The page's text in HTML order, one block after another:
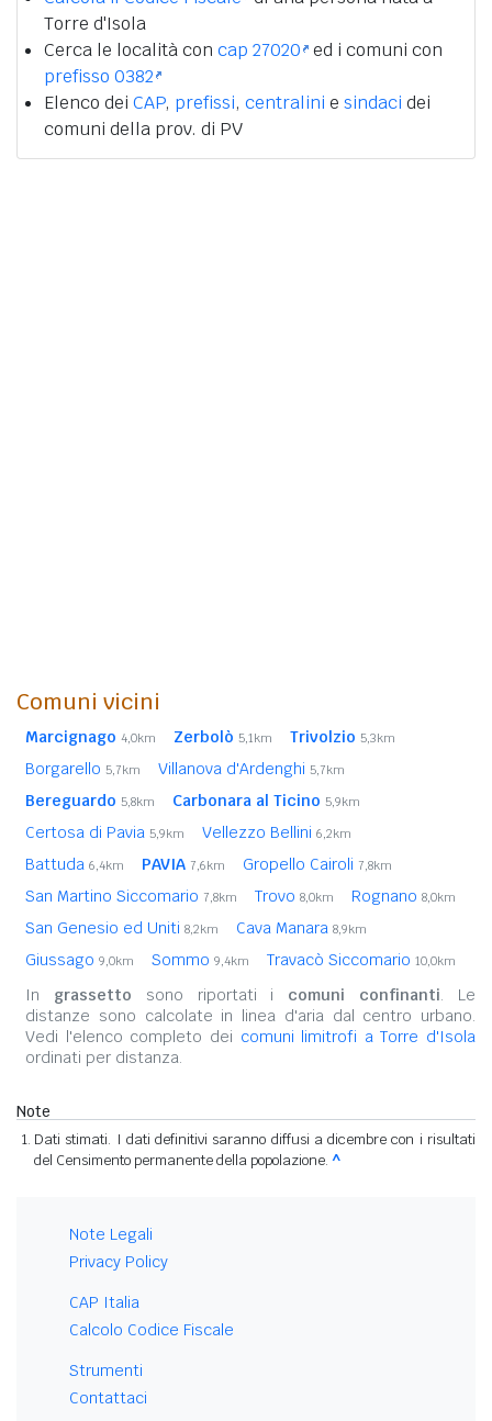
Torre d'Isola
Cerca le località con cap 27020 ed i comuni con
prefisso 0382
Elenco dei CAP, prefissi, centralini e sindaci dei
comuni della prov. di PV
Comuni vicini
Marcignago 4,0km Zerbolò 5,1km Trivolzio 5,3km
Borgarello 5,7km Villanova d'Ardenghi 5,7km
Bereguardo 5,8km Carbonara al Ticino 5,9km
Certosa di Pavia 5,9km Vellezzo Bellini 6,2km
Battuda 6,4km PAVIA 7,6km Gropello Cairoli 7,8km
San Martino Siccomario 7,8km Trovo 8,0km Rognano 8,0km
San Genesio ed Uniti 8,2km Cava Manara 8,9km
Giussago 9,0km Sommo 9,4km Travacò Siccomario 10,0km
In grassetto sono riportati i comuni confinanti. Le
distanze sono calcolate in linea d'aria dal centro urbano.
Vedi l'elenco completo dei comuni limitrofi a Torre d'Isola
ordinati per distanza.
Note
Dati stimati. I dati definitivi saranno diffusi a dicembre con i risultati
del Censimento permanente della popolazione. ^
Note Legali
Privacy Policy
CAP Italia
Calcolo Codice Fiscale
Strumenti
Contattaci